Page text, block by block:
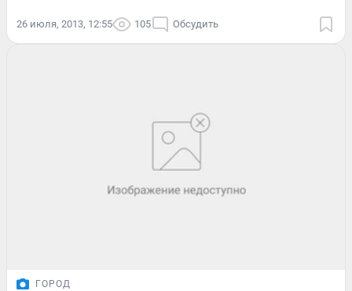
26 июля, 2013, 12:55 105 Обсудить
ГОРОД